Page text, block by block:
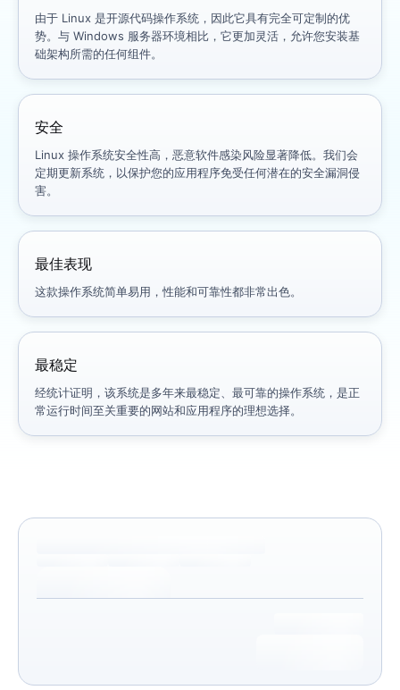
由于 Linux 是开源代码操作系统，因此它具有完全可定制的优
势。与 Windows 服务器环境相比，它更加灵活，允许您安装基
础架构所需的任何组件。
安全
Linux 操作系统安全性高，恶意软件感染风险显著降低。我们会
定期更新系统，以保护您的应用程序免受任何潜在的安全漏洞侵
害。
最佳表现
这款操作系统简单易用，性能和可靠性都非常出色。
最稳定
经统计证明，该系统是多年来最稳定、最可靠的操作系统，是正
常运行时间至关重要的网站和应用程序的理想选择。